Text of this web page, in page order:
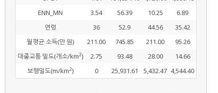
ENN_MN
3.54 56.39 10.25
6.89
연령
36 52.9 44.56
35.42
월평균 소득(만 원)
211.00 745.85 211.00
95.26
대중교통 밀도(개소/km2) 2.75 93.48 28.00
14.66
보행밀도(m/km2) 0 25,931.61 5,432.47 4,544.40